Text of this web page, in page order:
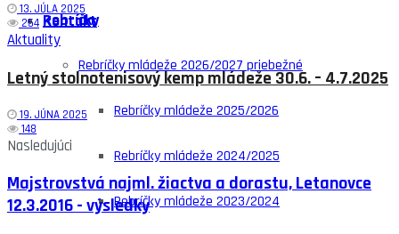
Kontakt
Rebríčky
Rebríčky mládeže 2026/2027 priebežné
Rebríčky mládeže 2025/2026
Rebríčky mládeže 2024/2025
Rebríčky mládeže 2023/2024
13. JÚLA 2025
254
Aktuality
Letný stolnotenisový kemp mládeže 30.6. – 4.7.2025
19. JÚNA 2025
148
Nasledujúci
Majstrovstvá najml. žiactva a dorastu, Letanovce
12.3.2016 - výsledky